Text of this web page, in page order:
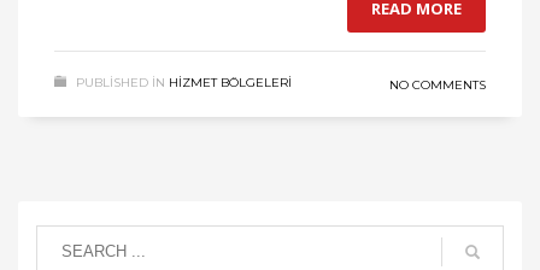
READ MORE
PUBLISHED IN HIZMET BÖLGELERI NO COMMENTS